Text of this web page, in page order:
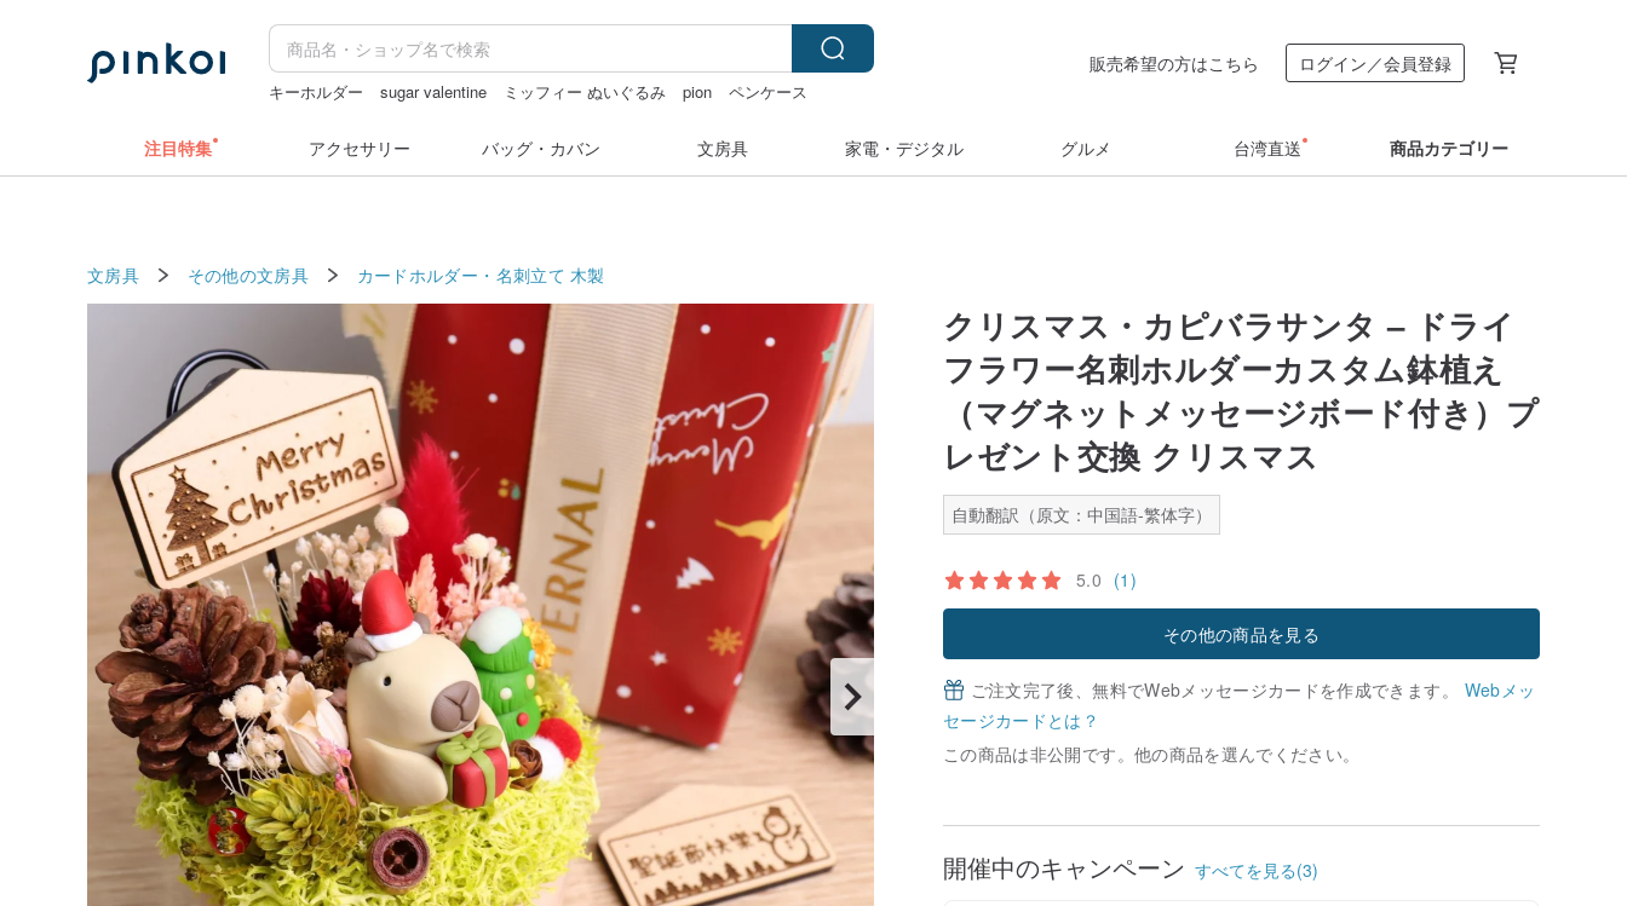
キーホルダー sugar valentine ミッフィー ぬいぐるみ pion
ペンケース
販売希望の方はこちら ログイン／会員登録
注目特集 アクセサリー バッグ・カバン 文房具 家電・デジタル グルメ 台湾直送 商品カテゴリー
文房具 その他の文房具 カードホルダー・名刺立て 木製
クリスマス・カピバラサンタ – ドライ
フラワー名刺ホルダーカスタム鉢植え
（マグネットメッセージボード付き）プ
レゼント交換 クリスマス
自動翻訳（原文：中国語-繁体字）
5.0 (1)
その他の商品を見る
ご注文完了後、無料でWebメッセージカードを作成できます。 Webメッ
セージカードとは？
この商品は非公開です。他の商品を選んでください。
開催中のキャンペーン すべてを見る(3)